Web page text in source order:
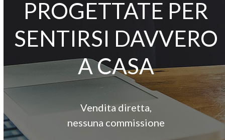
PROGETTATE PER
SENTIRSI DAVVERO
A CASA
Vendita diretta,
nessuna commissione